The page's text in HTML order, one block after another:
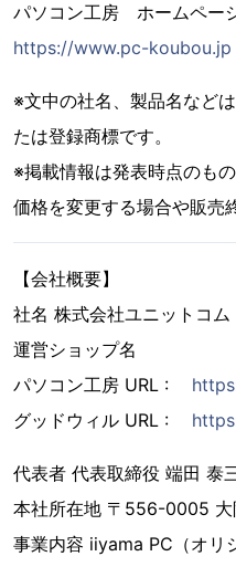
パソコン工房 ホームペー
https://www.pc-koubou.jp
※文中の社名、製品名など
たは登録商標です。
※掲載情報は発表時点のも
価格を変更する場合や販売
【会社概要】
社名 株式会社ユニットコム
運営ショップ名
パソコン工房 URL :
グッドウィル URL :
代表者 代表取締役 端田 泰
本社所在地 〒556-0005 大
事業内容 iiyama PC（オリ